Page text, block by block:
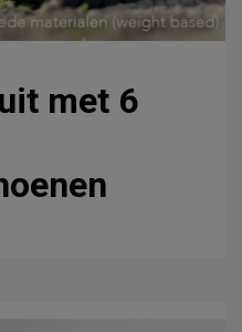
met 6